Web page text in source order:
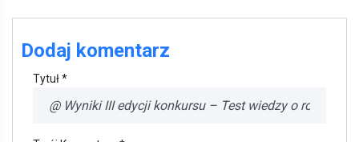
Dodaj komentarz
Tytuł *